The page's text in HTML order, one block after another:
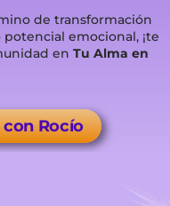
de transformación
emocional, ¡te
en Tu Alma en
Rocío